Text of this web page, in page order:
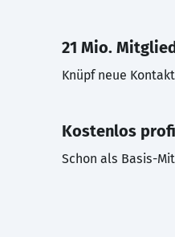
21 Mio.
Knüpf neue
Kostenlos
Schon als Basis-